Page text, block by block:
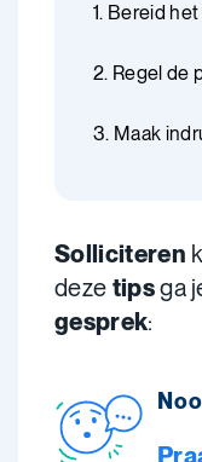
1. Bereid
2. Regel de
3. Maak
Solliciteren
deze tipsga
gesprek: